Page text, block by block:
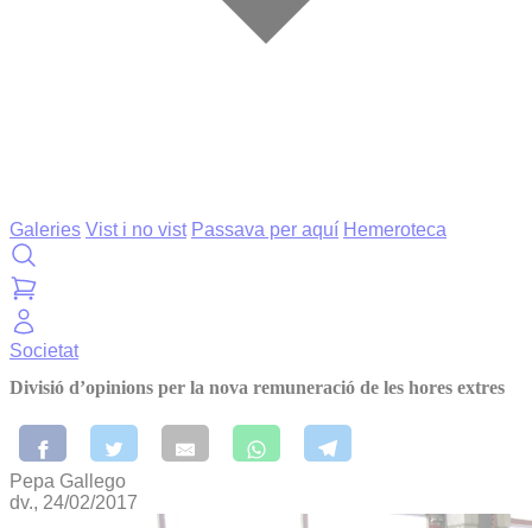
Galeries Vist i no vist Passava per aquí Hemeroteca
Societat
Divisió d’opinions per la nova remuneració de les hores extres
Pepa Gallego
dv., 24/02/2017